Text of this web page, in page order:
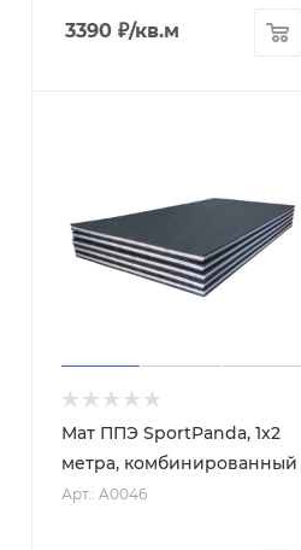
3390 ₽/кв.м
Мат ППЭ SportPanda, 1х2
метра, комбинированный
Арт.: A0046